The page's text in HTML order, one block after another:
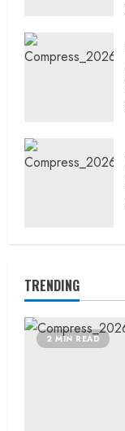
TRENDING
2 MIN READ